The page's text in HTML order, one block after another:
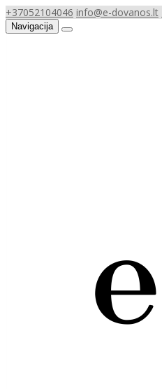
+37052104046 info@e-dovanos.lt
Navigacija